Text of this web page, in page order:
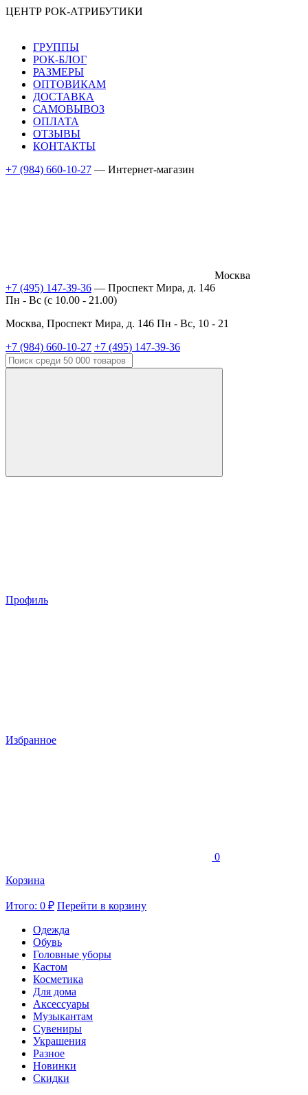
ЦЕНТР РОК-АТРИБУТИКИ
ГРУППЫ
РОК-БЛОГ
РАЗМЕРЫ
ОПТОВИКАМ
ДОСТАВКА
САМОВЫВОЗ
ОПЛАТА
ОТЗЫВЫ
КОНТАКТЫ
+7 (984) 660-10-27 — Интернет-магазин
Москва
+7 (495) 147-39-36 — Проспект Мира, д. 146
Пн - Вс (c 10.00 - 21.00)
Москва, Проспект Мира, д. 146 Пн - Вс, 10 - 21
+7 (984) 660-10-27 +7 (495) 147-39-36
Профиль
Избранное
0
Корзина
Итого: 0 ₽ Перейти в корзину
Одежда
Обувь
Головные уборы
Кастом
Косметика
Для дома
Аксессуары
Музыкантам
Сувениры
Украшения
Разное
Новинки
Скидки